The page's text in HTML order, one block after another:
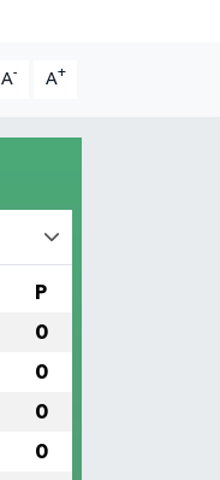
A- A+
P
0
0
0
0